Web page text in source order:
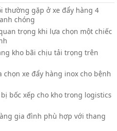
thường gặp ở xe đẩy hàng 4
chóng
trọng khi lựa chọn một chiếc
kho bãi chịu tải trọng trên
chọn xe đẩy hàng inox cho bệnh
bốc xếp cho kho trong logistics
gia đình phù hợp với thang